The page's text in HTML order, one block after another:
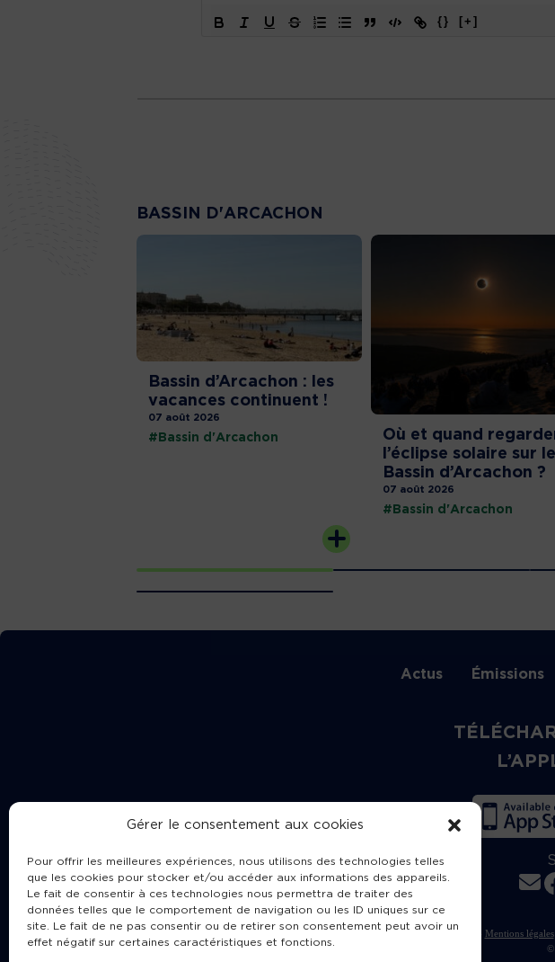
Gérer le consentement aux cookies
Pour offrir les meilleures expériences, nous utilisons des technologies telles
que les cookies pour stocker et/ou accéder aux informations des appareils.
Le fait de consentir à ces technologies nous permettra de traiter des
données telles que le comportement de navigation ou les ID uniques sur ce
site. Le fait de ne pas consentir ou de retirer son consentement peut avoir un
effet négatif sur certaines caractéristiques et fonctions.
{} [+]
BASSIN D'ARCACHON
Bassin d’Arcachon : les
vacances continuent !
07 août 2026
#Bassin d'Arcachon
Où et quand
l’éclipse solaire sur le
Bassin d’Arcachon ?
07 août 2026
#Bassin d'Arcachon
Actus Émissions
Charte de publication Mentions légales
©